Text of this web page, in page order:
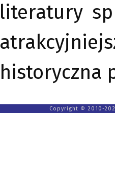
literatury
historyczna
Copyright © 2010-